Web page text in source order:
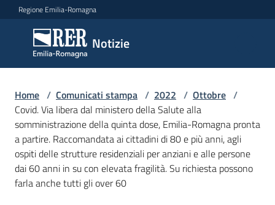
Vai al contenuto
Vai alla navigazione
Vai al footer
Regione Emilia-Romagna
Notizie
Notizie
Comunicati
stampa
Menu selezionato
Cerca
un
comunicato
Home / Comunicati stampa / 2022 / Ottobre /
Covid. Via libera dal ministero della Salute alla
somministrazione della quinta dose, Emilia-Romagna pronta
a partire. Raccomandata ai cittadini di 80 e più anni, agli
ospiti delle strutture residenziali per anziani e alle persone
dai 60 anni in su con elevata fragilità. Su richiesta possono
farla anche tutti gli over 60